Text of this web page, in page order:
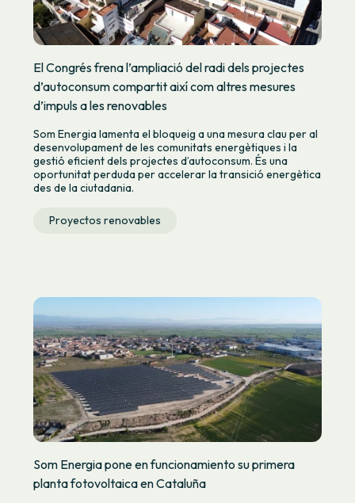
El Congrés frena l’ampliació del radi dels projectes
d’autoconsum compartit així com altres mesures
d’impuls a les renovables
Som Energia lamenta el bloqueig a una mesura clau per al
desenvolupament de les comunitats energètiques i la
gestió eficient dels projectes d’autoconsum. És una
oportunitat perduda per accelerar la transició energètica
des de la ciutadania.
Proyectos renovables
Som Energia pone en funcionamiento su primera
planta fotovoltaica en Cataluña